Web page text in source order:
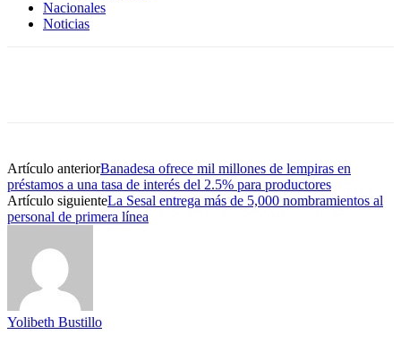
Nacionales
Noticias
Artículo anteriorBanadesa ofrece mil millones de lempiras en
préstamos a una tasa de interés del 2.5% para productores
Artículo siguienteLa Sesal entrega más de 5,000 nombramientos al
personal de primera línea
Yolibeth Bustillo